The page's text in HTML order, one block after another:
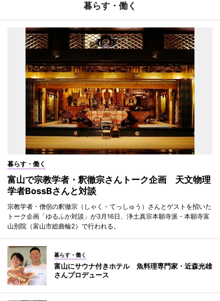
暮らす・働く
暮らす・働く
富山で宗教学者・釈徹宗さんトーク企画 天文物理
学者BossBさんと対談
宗教学者・僧侶の釈徹宗（しゃく・てっしゅう）さんとゲストを招いた
トーク企画「ゆるふか対談」が3月16日、浄土真宗本願寺派・本願寺富
山別院（富山市総曲輪2）で行われる。
暮らす・働く
富山にサウナ付きホテル 魚料理専門家・近森光雄
さんプロデュース